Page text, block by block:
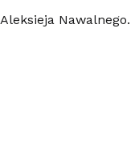
Nawalnego.